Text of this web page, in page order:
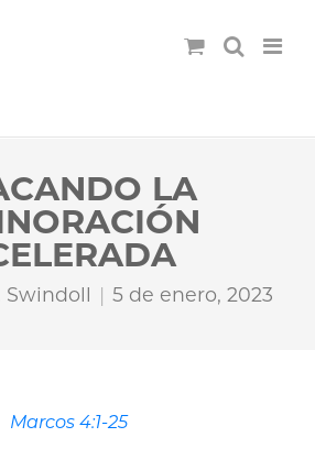
LA
Swindoll 5 de enero, 2023
Marcos 4:1-25